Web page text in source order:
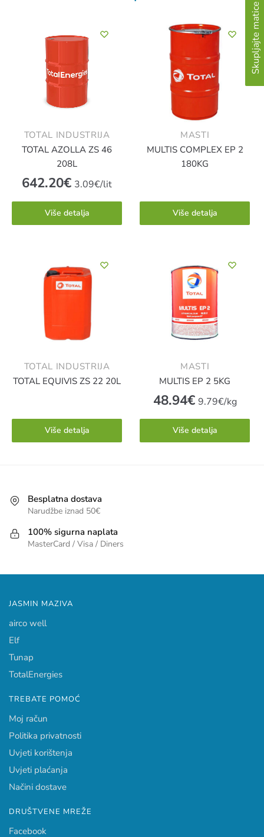
TOTAL INDUSTRIJA
TOTAL AZOLLA ZS 46
208L
642.20€ 3.09€/lit
Više detalja
MASTI
MULTIS COMPLEX EP 2
180KG
Više detalja
TOTAL INDUSTRIJA
TOTAL EQUIVIS ZS 22 20L
Više detalja
MASTI
MULTIS EP 2 5KG
48.94€ 9.79€/kg
Više detalja
Besplatna dostava
Narudžbe iznad 50€
100% sigurna naplata
MasterCard / Visa / Diners
JASMIN MAZIVA
airco well
Elf
Tunap
TotalEnergies
TREBATE POMOĆ
Moj račun
Politika privatnosti
Uvjeti korištenja
Uvjeti plaćanja
Načini dostave
DRUŠTVENE MREŽE
Facebook
Skupljajte matice